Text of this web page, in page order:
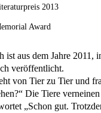
2013
Award
ist aus dem Jahre 2011,
veröffentlicht.
von Tier zu Tier und
Die Tiere
„Schon gut.